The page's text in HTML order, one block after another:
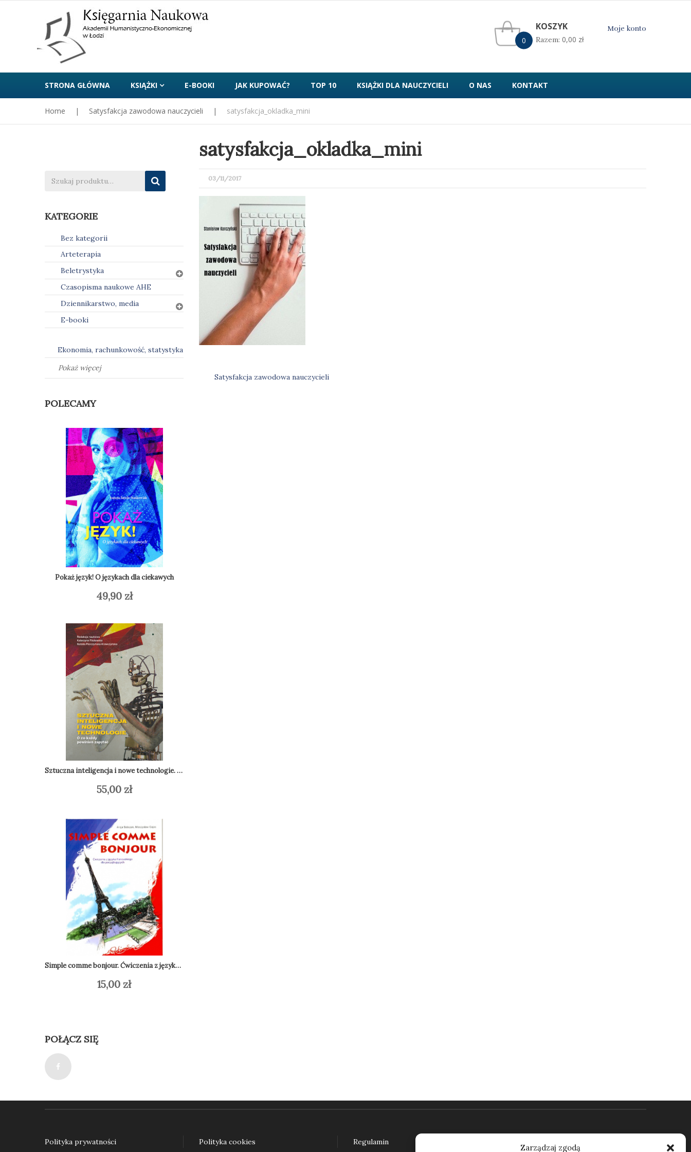
Zarządzaj zgodą
KOSZYK
0 Razem: 0,00 zł
Moje konto
STRONA GŁÓWNA KSIĄŻKI E-BOOKI JAK KUPOWAĆ? TOP 10 KSIĄŻKI DLA NAUCZYCIELI O NAS KONTAKT
Home | Satysfakcja zawodowa nauczycieli | satysfakcja_okladka_mini
satysfakcja_okladka_mini
POSTED
ON
03/11/2017
Nawigacja
Satysfakcja zawodowa nauczycieli
KATEGORIE
Bez kategorii
Arteterapia
Beletrystyka
Czasopisma naukowe AHE
Dziennikarstwo, media
E-booki
Ekonomia, rachunkowość, statystyka
Pokaż więcej
POLECAMY
Pokaż język! O językach dla ciekawych
49,90 zł
Dodaj do koszyka
Sztuczna inteligencja i nowe technologie. O co każdy powinien zapytać
55,00 zł
Dodaj do koszyka
Simple comme bonjour. Ćwiczenia z języka francuskiego dla początkujących
15,00 zł
Dodaj do koszyka
POŁĄCZ SIĘ
Polityka prywatności Polityka cookies Regulamin